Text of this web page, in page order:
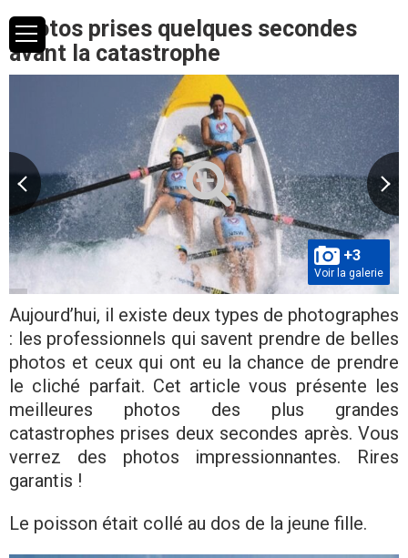
Photos prises quelques secondes
avant la catastrophe
+3
Voir la galerie
Aujourd’hui, il existe deux types de photographes
: les professionnels qui savent prendre de belles
photos et ceux qui ont eu la chance de prendre
le cliché parfait. Cet article vous présente les
meilleures photos des plus grandes
catastrophes prises deux secondes après. Vous
verrez des photos impressionnantes. Rires
garantis !
Le poisson était collé au dos de la jeune fille.